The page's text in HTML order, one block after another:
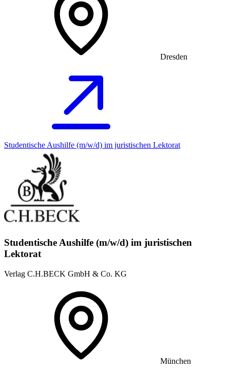
Dresden
Studentische Aushilfe (m/w/d) im juristischen Lektorat
Studentische Aushilfe (m/w/d) im juristischen
Lektorat
Verlag C.H.BECK GmbH & Co. KG
München